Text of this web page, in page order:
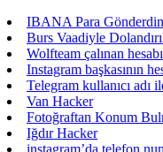
IBANA Para
Burs Vaadiyle
Wolfteam çalınan
Instagram başkasının
Telegram kullanıcı adı
Van Hacker
Fotoğraftan Konum
Iğdır Hacker
instagram’da telefon